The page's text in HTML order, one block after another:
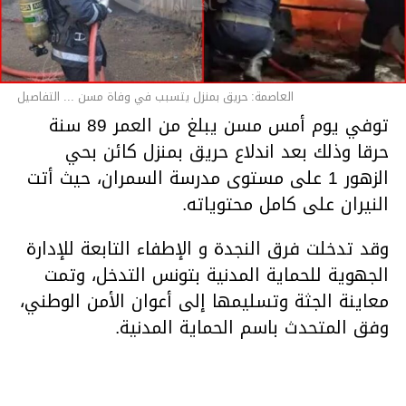
العاصمة: حريق بمنزل يتسبب في وفاة مسن ... التفاصيل
توفي يوم أمس مسن يبلغ من العمر 89 سنة
حرقا وذلك بعد اندلاع حريق بمنزل كائن بحي
الزهور 1 على مستوى مدرسة السمران، حيث أتت
النيران على كامل محتوياته.
وقد تدخلت فرق النجدة و الإطفاء التابعة للإدارة
الجهوية للحماية المدنية بتونس التدخل، وتمت
معاينة الجثة وتسليمها إلى أعوان الأمن الوطني،
وفق المتحدث باسم الحماية المدنية.